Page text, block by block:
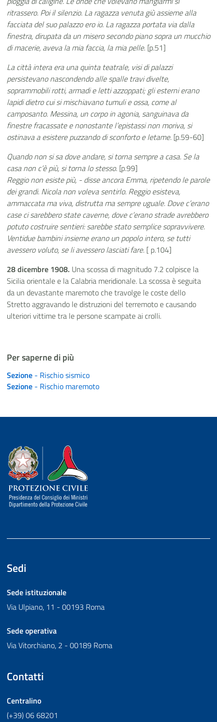
ritrassero. Poi il silenzio. La ragazza venuta giù assieme alla
facciata del suo palazzo ero io. La ragazza portata via dalla
finestra, dirupata da un misero secondo piano sopra un mucchio
di macerie, aveva la mia faccia, la mia pelle. [p.51]
La città intera era una quinta teatrale, visi di palazzi
persistevano nascondendo alle spalle travi divelte,
soprammobili rotti, armadi e letti azzoppati; gli esterni erano
lapidi dietro cui si mischiavano tumuli e ossa, come al
camposanto. Messina, un corpo in agonia, sanguinava da
finestre fracassate e nonostante l’epistassi non moriva, si
ostinava a esistere puzzando di sconforto e letame. [p.59-60]
Quando non si sa dove andare, si torna sempre a casa. Se la
casa non c’è più, si torna lo stesso. [p.99]
Reggio non esiste più, - disse ancora Emma, ripetendo le parole
dei grandi. Nicola non voleva sentirlo. Reggio esisteva,
ammaccata ma viva, distrutta ma sempre uguale. Dove c’erano
case ci sarebbero state caverne, dove c’erano strade avrebbero
potuto costruire sentieri: sarebbe stato semplice sopravvivere.
Ventidue bambini insieme erano un popolo intero, se tutti
avessero voluto, se li avessero lasciati fare. [ p.104]
28 dicembre 1908. Una scossa di magnitudo 7.2 colpisce la
Sicilia orientale e la Calabria meridionale. La scossa è seguita
da un devastante maremoto che travolge le coste dello
Stretto aggravando le distruzioni del terremoto e causando
ulteriori vittime tra le persone scampate ai crolli.
Per saperne di più
Sezione - Rischio sismico
Sezione - Rischio maremoto
Dipartimento della Protezione Civile
Sedi
Sede istituzionale
Via Ulpiano, 11 - 00193 Roma
Sede operativa
Via Vitorchiano, 2 - 00189 Roma
Contatti
Centralino
(+39) 06 68201